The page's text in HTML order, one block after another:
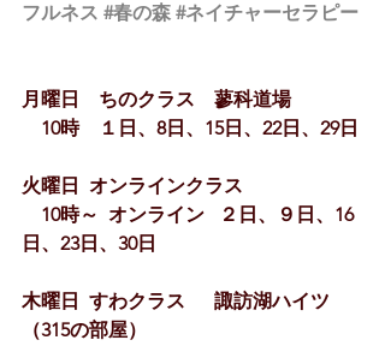
フルネス #春の森 #ネイチャーセラピー
月曜日　ちのクラス　蓼科道場
10時　１日、8日、15日、22日、29日
火曜日  オンラインクラス
10時～  オンライン   ２日、９日、16
日、23日、30日
木曜日  すわクラス　  諏訪湖ハイツ
（315の部屋）